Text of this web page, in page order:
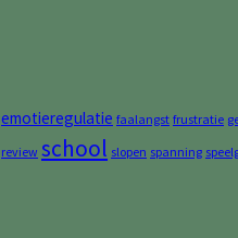
emotieregulatie faalangst frustratie
review school slopen spanning